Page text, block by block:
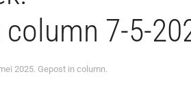
7-5-
2025. Gepost in column.